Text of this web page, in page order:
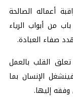
أعماله الصالحة
من أبواب الرياء
صفاء العبادة.
القلب بالعمل
الإنسان بما
إليها.